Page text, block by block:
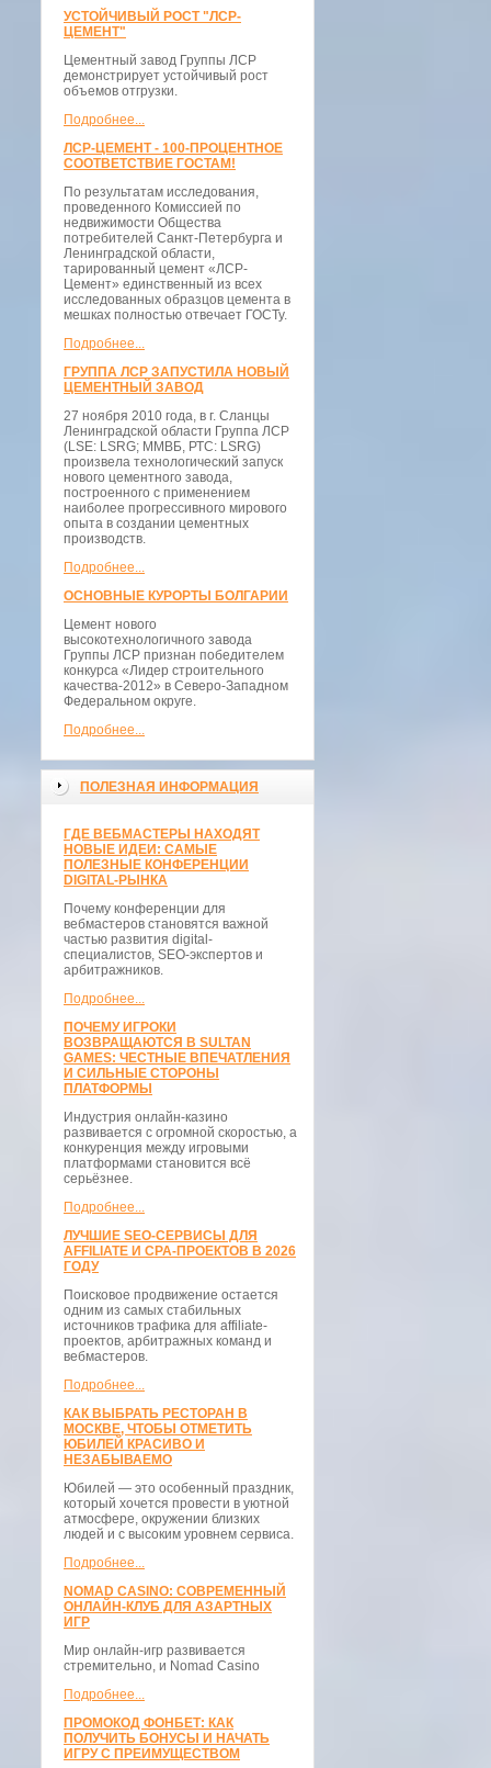
УСТОЙЧИВЫЙ РОСТ "ЛСР-
ЦЕМЕНТ"
Цементный завод Группы ЛСР
демонстрирует устойчивый рост
объемов отгрузки.
Подробнее...
ЛСР-ЦЕМЕНТ - 100-ПРОЦЕНТНОЕ
СООТВЕТСТВИЕ ГОСТАМ!
По результатам исследования,
проведенного Комиссией по
недвижимости Общества
потребителей Санкт-Петербурга и
Ленинградской области,
тарированный цемент «ЛСР-
Цемент» единственный из всех
исследованных образцов цемента в
мешках полностью отвечает ГОСТу.
Подробнее...
ГРУППА ЛСР ЗАПУСТИЛА НОВЫЙ
ЦЕМЕНТНЫЙ ЗАВОД
27 ноября 2010 года, в г. Сланцы
Ленинградской области Группа ЛСР
(LSE: LSRG; ММВБ, РТС: LSRG)
произвела технологический запуск
нового цементного завода,
построенного с применением
наиболее прогрессивного мирового
опыта в создании цементных
производств.
Подробнее...
ОСНОВНЫЕ КУРОРТЫ БОЛГАРИИ
Цемент нового
высокотехнологичного завода
Группы ЛСР признан победителем
конкурса «Лидер строительного
качества-2012» в Северо-Западном
Федеральном округе.
Подробнее...
ПОЛЕЗНАЯ ИНФОРМАЦИЯ
ГДЕ ВЕБМАСТЕРЫ НАХОДЯТ
НОВЫЕ ИДЕИ: САМЫЕ
ПОЛЕЗНЫЕ КОНФЕРЕНЦИИ
DIGITAL-РЫНКА
Почему конференции для
вебмастеров становятся важной
частью развития digital-
специалистов, SEO-экспертов и
арбитражников.
Подробнее...
ПОЧЕМУ ИГРОКИ
ВОЗВРАЩАЮТСЯ В SULTAN
GAMES: ЧЕСТНЫЕ ВПЕЧАТЛЕНИЯ
И СИЛЬНЫЕ СТОРОНЫ
ПЛАТФОРМЫ
Индустрия онлайн-казино
развивается с огромной скоростью, а
конкуренция между игровыми
платформами становится всё
серьёзнее.
Подробнее...
ЛУЧШИЕ SEO-СЕРВИСЫ ДЛЯ
AFFILIATE И CPA-ПРОЕКТОВ В 2026
ГОДУ
Поисковое продвижение остается
одним из самых стабильных
источников трафика для affiliate-
проектов, арбитражных команд и
вебмастеров.
Подробнее...
КАК ВЫБРАТЬ РЕСТОРАН В
МОСКВЕ, ЧТОБЫ ОТМЕТИТЬ
ЮБИЛЕЙ КРАСИВО И
НЕЗАБЫВАЕМО
Юбилей — это особенный праздник,
который хочется провести в уютной
атмосфере, окружении близких
людей и с высоким уровнем сервиса.
Подробнее...
NOMAD CASINO: СОВРЕМЕННЫЙ
ОНЛАЙН-КЛУБ ДЛЯ АЗАРТНЫХ
ИГР
Мир онлайн-игр развивается
стремительно, и Nomad Casino
Подробнее...
ПРОМОКОД ФОНБЕТ: КАК
ПОЛУЧИТЬ БОНУСЫ И НАЧАТЬ
ИГРУ С ПРЕИМУЩЕСТВОМ